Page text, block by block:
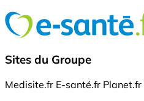
Sites du Groupe
Medisite.fr E-santé.fr Planet.fr